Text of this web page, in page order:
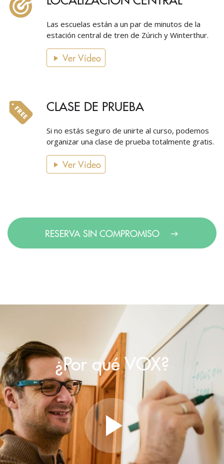
Las escuelas están a un par de minutos de la
estación central de tren de Zúrich y Winterthur.
Ver Vídeo
CLASE DE PRUEBA
Si no estás seguro de unirte al curso, podemos
organizar una clase de prueba totalmente gratis.
Ver Vídeo
RESERVA SIN COMPROMISO
¿Por qué VOX?